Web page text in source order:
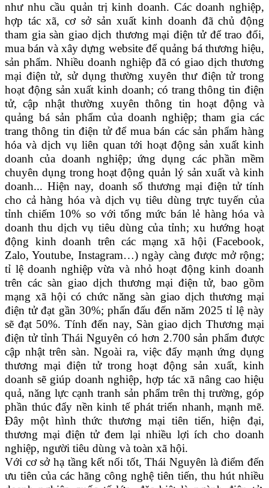
như nhu cầu quản trị kinh doanh. Các doanh nghiệp,
hợp tác xã, cơ sở sản xuất kinh doanh đã chủ động
tham gia sàn giao dịch thương mại điện tử để trao đổi,
mua bán và xây dựng website để quảng bá thương hiệu,
sản phẩm. Nhiều doanh nghiệp đã có giao dịch thương
mại điện tử, sử dụng thường xuyên thư điện tử trong
hoạt động sản xuất kinh doanh; có trang thông tin điện
tử, cập nhật thường xuyên thông tin hoạt động và
quảng bá sản phẩm của doanh nghiệp; tham gia các
trang thông tin điện tử để mua bán các sản phẩm hàng
hóa và dịch vụ liên quan tới hoạt động sản xuất kinh
doanh của doanh nghiệp; ứng dụng các phần mềm
chuyên dụng trong hoạt động quản lý sản xuất và kinh
doanh... Hiện nay, doanh số thương mại điện tử tính
cho cả hàng hóa và dịch vụ tiêu dùng trực tuyến của
tỉnh chiếm 10% so với tổng mức bán lẻ hàng hóa và
doanh thu dịch vụ tiêu dùng của tỉnh; xu hướng hoạt
động kinh doanh trên các mạng xã hội (Facebook,
Zalo, Youtube, Instagram…) ngày càng được mở rộng;
tỉ lệ doanh nghiệp vừa và nhỏ hoạt động kinh doanh
trên các sàn giao dịch thương mại điện tử, bao gồm
mạng xã hội có chức năng sàn giao dịch thương mại
điện tử đạt gần 30%; phấn đấu đến năm 2025 tỉ lệ này
sẽ đạt 50%. Tính đến nay, Sàn giao dịch Thương mại
điện tử tỉnh Thái Nguyên có hơn 2.700 sản phẩm được
cập nhật trên sàn. Ngoài ra, việc đẩy mạnh ứng dụng
thương mại điện tử trong hoạt động sản xuất, kinh
doanh sẽ giúp doanh nghiệp, hợp tác xã nâng cao hiệu
quả, năng lực cạnh tranh sản phẩm trên thị trường, góp
phần thúc đẩy nền kinh tế phát triển nhanh, mạnh mẽ.
Đây một hình thức thương mại tiên tiến, hiện đại,
thương mại điện tử đem lại nhiều lợi ích cho doanh
nghiệp, người tiêu dùng và toàn xã hội.
Với cơ sở hạ tầng kết nối tốt, Thái Nguyên là điểm đến
ưu tiên của các hãng công nghệ tiên tiến, thu hút nhiều